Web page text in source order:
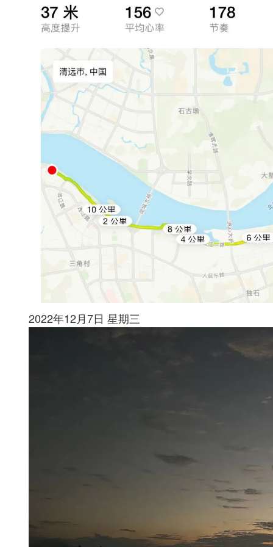
2022年12月7日 星期三